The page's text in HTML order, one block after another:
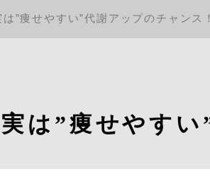
”痩せやすい”代謝アップのチャンス！
は”痩せやすい